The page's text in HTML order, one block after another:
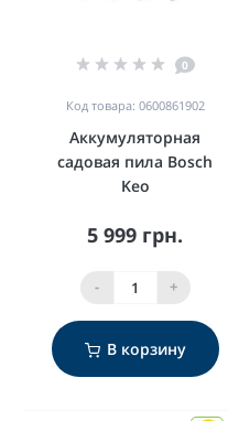
0
Код товара: 0600861902
Аккумуляторная
садовая пила Bosch
Keo
5 999 грн.
- +
В корзину